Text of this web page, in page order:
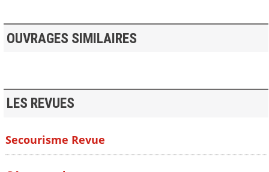
OUVRAGES SIMILAIRES
LES REVUES
Secourisme Revue